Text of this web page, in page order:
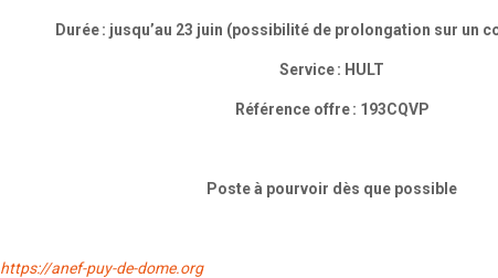
Durée : jusqu’au 23 juin (possibilité de prolongation sur un
Service : HULT
Référence offre : 193CQVP
Poste à pourvoir dès que possible
https://anef-puy-de-dome.org